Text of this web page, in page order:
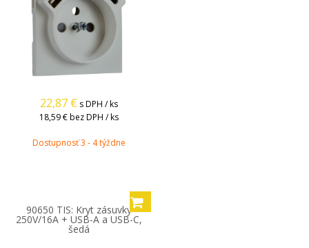
22,87 € s DPH / ks
18,59 €bez DPH / ks
Dostupnosť 3 - 4 týždne
90650 TIS: Kryt zásuvky
250V/16A + USB-A a USB-C,
šedá